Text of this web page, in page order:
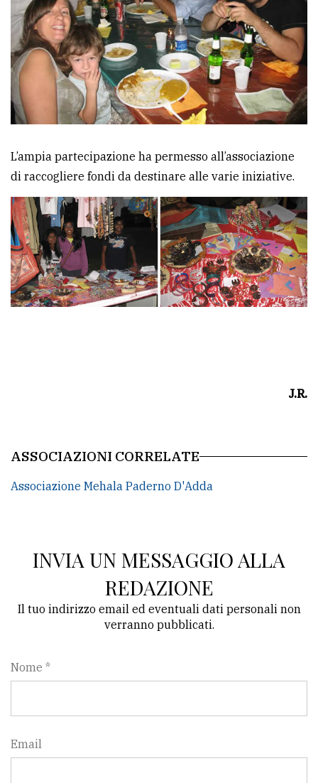
L’ampia partecipazione ha permesso all’associazione
di raccogliere fondi da destinare alle varie iniziative.
J.R.
ASSOCIAZIONI CORRELATE
Associazione Mehala Paderno D'Adda
INVIA UN MESSAGGIO ALLA
REDAZIONE
Il tuo indirizzo email ed eventuali dati personali non
verranno pubblicati.
Nome *
Email